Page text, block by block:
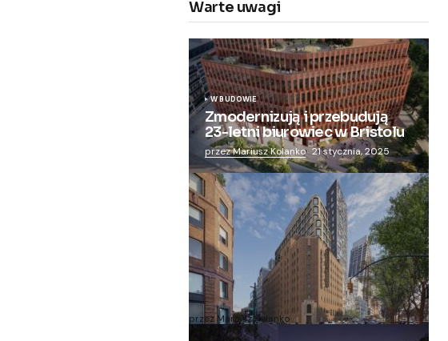
Warte uwagi
W BUDOWIE
Zmodernizują i przebudują
23-letni biurowiec w Bristolu
przez Mariusz Kolanko 21 stycznia, 2025
Zmieniają więzienie dla kobiet w
nowoczesny apartamentowiec
przez Mariusz Kolanko 20 lipca, 2024